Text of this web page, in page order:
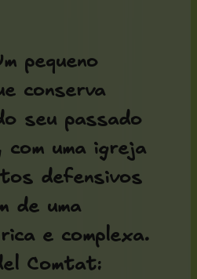
pequeno
conserva
seu passado
com uma igreja
defensivos
de uma
e complexa.
Comtat: